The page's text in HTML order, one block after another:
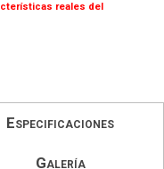
reales del
Especificaciones
Galería